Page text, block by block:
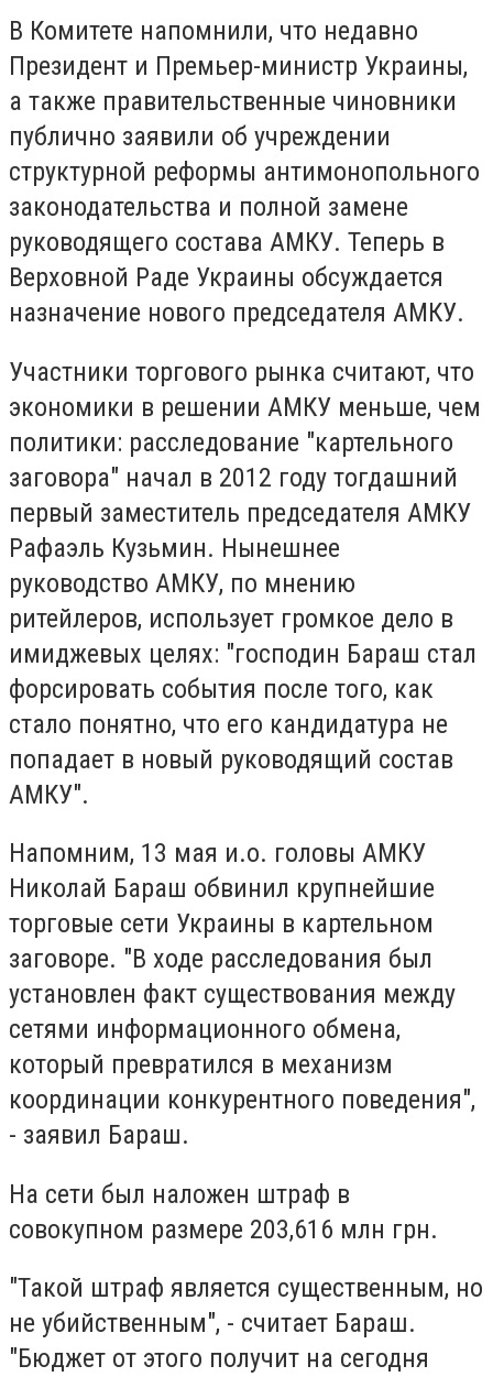
В Комитете напомнили, что недавно
Президент и Премьер-министр Украины,
а также правительственные чиновники
публично заявили об учреждении
структурной реформы антимонопольного
законодательства и полной замене
руководящего состава АМКУ. Теперь в
Верховной Раде Украины обсуждается
назначение нового председателя АМКУ.
Участники торгового рынка считают, что
экономики в решении АМКУ меньше, чем
политики: расследование "картельного
заговора" начал в 2012 году тогдашний
первый заместитель председателя АМКУ
Рафаэль Кузьмин. Нынешнее
руководство АМКУ, по мнению
ритейлеров, использует громкое дело в
имиджевых целях: "господин Бараш стал
форсировать события после того, как
стало понятно, что его кандидатура не
попадает в новый руководящий состав
АМКУ".
Напомним, 13 мая и.о. головы АМКУ
Николай Бараш обвинил крупнейшие
торговые сети Украины в картельном
заговоре. "В ходе расследования был
установлен факт существования между
сетями информационного обмена,
который превратился в механизм
координации конкурентного поведения",
- заявил Бараш.
На сети был наложен штраф в
совокупном размере 203,616 млн грн.
"Такой штраф является существенным, но
не убийственным", - считает Бараш.
"Бюджет от этого получит на сегодня